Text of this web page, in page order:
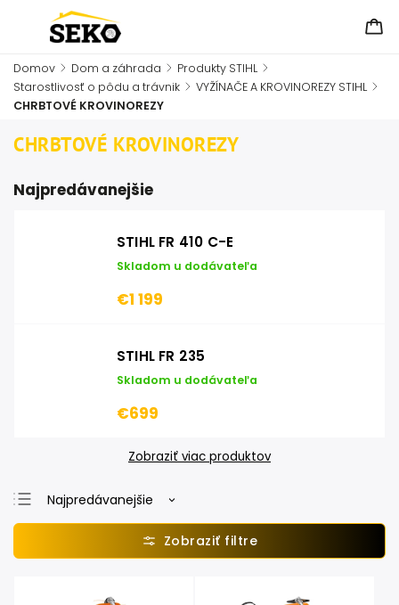
Domov / Dom a záhrada / Produkty STIHL /
Starostlivosť o pôdu a trávnik / VYŽÍNAČE A KROVINOREZY STIHL /
CHRBTOVÉ KROVINOREZY
CHRBTOVÉ KROVINOREZY
Najpredávanejšie
STIHL FR 410 C-E
Skladom u dodávateľa
€1 199
STIHL FR 235
Skladom u dodávateľa
€699
Zobraziť viac produktov
Najpredávanejšie
Najlacnejšie
Najdrahšie